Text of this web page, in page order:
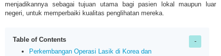
menjadikannya sebagai tujuan utama bagi pasien lokal maupun luar
negeri, untuk memperbaiki kualitas penglihatan mereka.
Table of Contents
Perkembangan Operasi Lasik di Korea dan